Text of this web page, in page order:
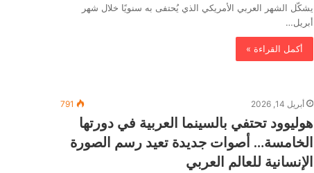
يشكّل الشهر العربي الأمريكي الذي يُحتفى به سنويًا خلال شهر
أبريل…
أكمل القراءة »
أبريل 14, 2026 791
هوليوود تحتفي بالسينما العربية في دورتها
الخامسة… أصوات جديدة تعيد رسم الصورة
الإنسانية للعالم العربي